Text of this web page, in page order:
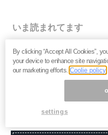
いま読まれてます
株価乱高下「アドバンテス
と投資リスクを解説＝江口
株価下落「三菱重工」今が
き“防衛だけじゃない”強さ
優待新設「大黒屋HD」は
By clicking “Accept All Cookies”,
your device to enhance site
our marketing efforts.Coolie policy
settings